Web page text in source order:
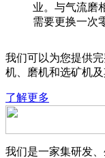
业。与气流磨
需要更换一次
我们可以为您提供
机、磨机和选矿机及
了解更多
我们是一家集研发